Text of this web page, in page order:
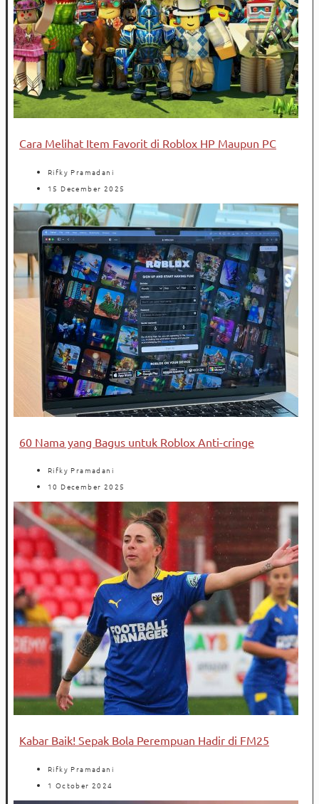
Cara Melihat Item Favorit di Roblox HP Maupun PC
Rifky Pramadani
15 December 2025
60 Nama yang Bagus untuk Roblox Anti-cringe
Rifky Pramadani
10 December 2025
Kabar Baik! Sepak Bola Perempuan Hadir di FM25
Rifky Pramadani
1 October 2024